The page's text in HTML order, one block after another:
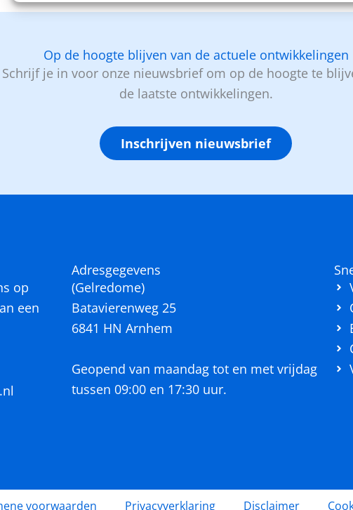
Op de hoogte blijven van de actuele ontwikkelingen
Schrijf je in voor onze nieuwsbrief om op de hoogte te
de laatste ontwikkelingen.
Inschrijven nieuwsbrief
op
een
Adresgegevens
(Gelredome)
Batavierenweg 25
6841 HN Arnhem
Geopend van maandag tot en met vrijdag
tussen 09:00 en 17:30 uur.
voorwaarden Privacyverklaring Disclaimer